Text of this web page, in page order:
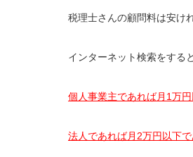
税理士さんの顧問料は安け
インターネット検索をする
個人事業主であれば月1万
法人であれば月2万円以下